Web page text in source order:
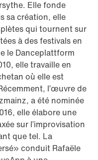
Elle fonde
sa création, elle
qui tournent sur
à des festivals en
le Danceplattform
elle travaille en
où elle est
l’œuvre de
a été nominée
elle élabore une
sur l’improvisation
que tel. La
conduit Rafaële